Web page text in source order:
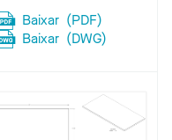
Baixar (PDF)
Baixar (DWG)